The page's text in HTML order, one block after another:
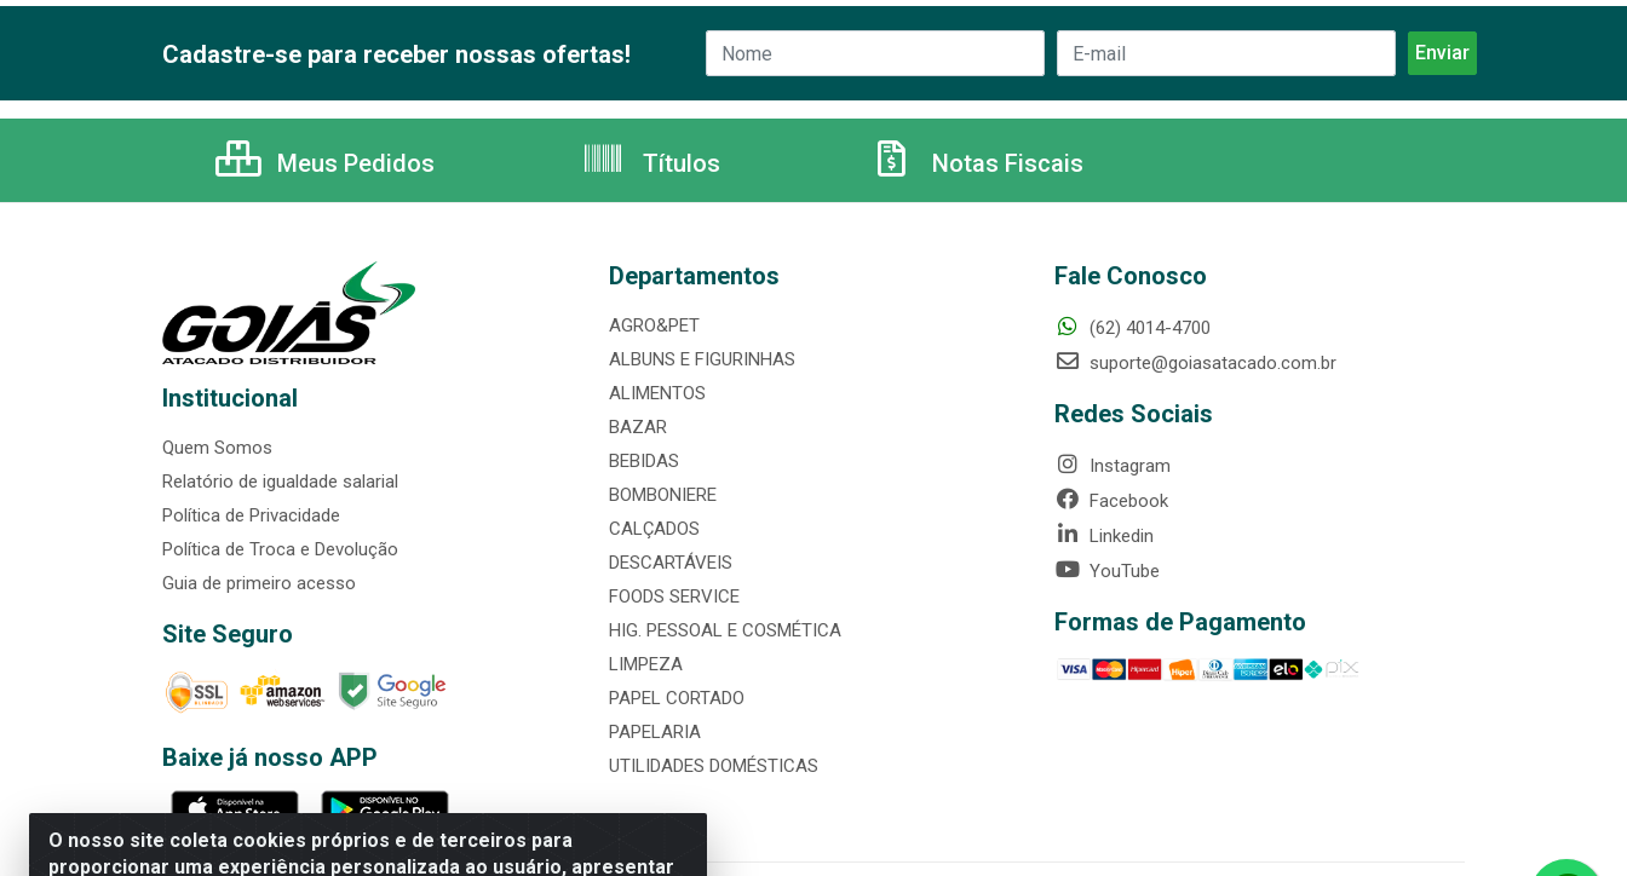
O nosso site coleta cookies próprios e de terceiros para
proporcionar uma experiência personalizada ao usuário, apresentar
Cadastre-se para receber nossas ofertas!
Meus Pedidos Títulos Notas Fiscais
Institucional
Quem Somos
Relatório de igualdade salarial
Política de Privacidade
Política de Troca e Devolução
Guia de primeiro acesso
Site Seguro
Baixe já nosso APP
Departamentos
AGRO&PET
ALBUNS E FIGURINHAS
ALIMENTOS
BAZAR
BEBIDAS
BOMBONIERE
CALÇADOS
DESCARTÁVEIS
FOODS SERVICE
HIG. PESSOAL E COSMÉTICA
LIMPEZA
PAPEL CORTADO
PAPELARIA
UTILIDADES DOMÉSTICAS
Fale Conosco
(62) 4014-4700
suporte@goiasatacado.com.br
Redes Sociais
Instagram
Facebook
Linkedin
YouTube
Formas de Pagamento